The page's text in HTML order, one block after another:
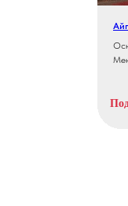
До